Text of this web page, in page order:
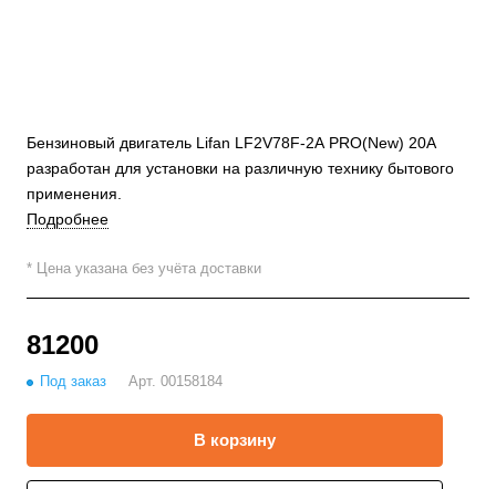
Бензиновый двигатель Lifan LF2V78F-2А PRO(New) 20А
разработан для установки на различную технику бытового
применения.
Подробнее
* Цена указана без учёта доставки
81200
Под заказ Арт. 00158184
В корзину